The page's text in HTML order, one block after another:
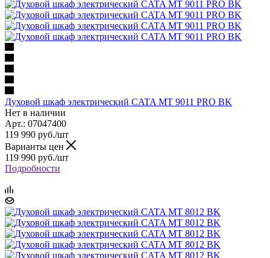
Духовой шкаф электрический CATA MT 9011 PRO BK
Нет в наличии
Арт.: 07047400
119 990 руб./шт
Варианты цен
119 990 руб./шт
Подробности